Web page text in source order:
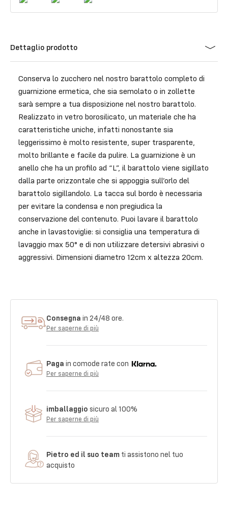
Dettaglio prodotto
Conserva lo zucchero nel nostro barattolo completo di
guarnizione ermetica, che sia semolato o in zollette
sarà sempre a tua disposizione nel nostro barattolo.
Realizzato in vetro borosilicato, un materiale che ha
caratteristiche uniche, infatti nonostante sia
leggerissimo è molto resistente, super trasparente,
molto brillante e facile da pulire. La guarnizione è un
anello che ha un profilo ad “L”, il barattolo viene sigillato
dalla parte orizzontale che si appoggia sull’orlo del
barattolo sigillandolo. La tacca sul bordo è necessaria
per evitare la condensa e non pregiudica la
conservazione del contenuto. Puoi lavare il barattolo
anche in lavastoviglie: si consiglia una temperatura di
lavaggio max 50° e di non utilizzare detersivi abrasivi o
aggressivi. Dimensioni diametro 12cm x altezza 20cm.
Consegna in 24/48 ore.
Per saperne di più
Paga in comode rate con
Per saperne di più
imballaggio sicuro al 100%
Per saperne di più
Pietro ed il suo team ti assistono nel tuo
acquisto